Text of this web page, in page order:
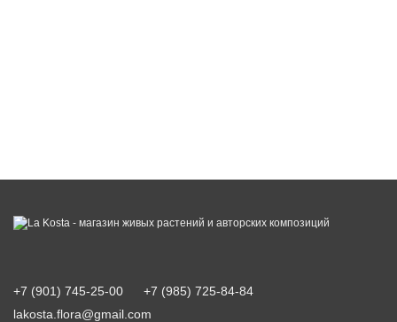
+7 (901) 745-25-00
+7 (985) 725-84-84
lakosta.flora@gmail.com